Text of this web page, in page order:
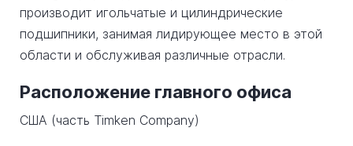
производит игольчатые и цилиндрические
подшипники, занимая лидирующее место в этой
области и обслуживая различные отрасли.
Расположение главного офиса
США (часть Timken Company)